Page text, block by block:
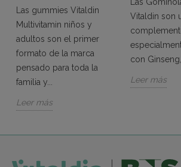
Las gummies Vitaldin
Multivitamin niños y
adultos son el primer
formato de la marca
pensado para toda la
familia y...
Leer más
Vitaldin son
con Ginseng,
Leer más